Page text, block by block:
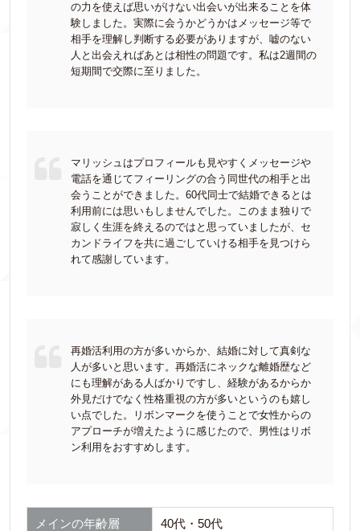
の力を使えば思いがけない出会いが出来ることを体
験しました。実際に会うかどうかはメッセージ等で
相手を理解し判断する必要がありますが、嘘のない
人と出会えればあとは相性の問題です。私は2週間の
短期間で交際に至りました。
マリッシュはプロフィールも見やすくメッセージや
電話を通じてフィーリングの合う同世代の相手と出
会うことができました。60代同士で結婚できるとは
利用前には思いもしませんでした。このまま独りで
寂しく生涯を終えるのではと思っていましたが、セ
カンドライフを共に過ごしていける相手を見つけら
れて感謝しています。
再婚活利用の方が多いからか、結婚に対して真剣な
人が多いと思います。再婚活にネックな離婚歴など
にも理解がある人ばかりですし、経験があるからか
外見だけでなく性格重視の方が多いというのも嬉し
い点でした。リボンマークを使うことで女性からの
アプローチが増えたように感じたので、男性はリボ
ン利用をおすすめします。
メインの年齢層 40代・50代